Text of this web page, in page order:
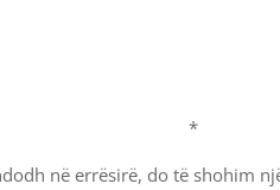
*
në errësirë, do të shohim